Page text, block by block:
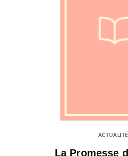
La Promesse